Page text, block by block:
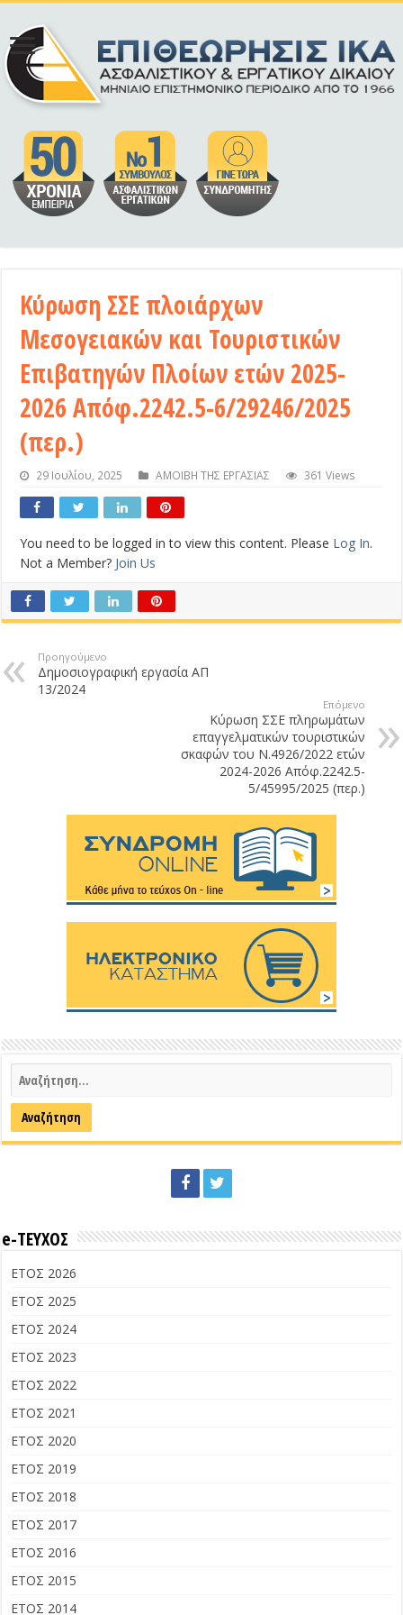
Κύρωση ΣΣΕ πλοιάρχων
Μεσογειακών και Τουριστικών
Επιβατηγών Πλοίων ετών 2025-
2026 Απόφ.2242.5-6/29246/2025
(περ.)
29 Ιουλίου, 2025 ΑΜΟΙΒΗ ΤΗΣ ΕΡΓΑΣΙΑΣ 361 Views
You need to be logged in to view this content. Please Log In.
Not a Member? Join Us
Προηγούμενο
Δημοσιογραφική εργασία ΑΠ
13/2024
Επόμενο
Κύρωση ΣΣΕ πληρωμάτων
επαγγελματικών τουριστικών
σκαφών του Ν.4926/2022 ετών
2024-2026 Απόφ.2242.5-
5/45995/2025 (περ.)
e-ΤΕΥΧΟΣ
ΕΤΟΣ 2026
ΕΤΟΣ 2025
ΕΤΟΣ 2024
ΕΤΟΣ 2023
ΕΤΟΣ 2022
ΕΤΟΣ 2021
ΕΤΟΣ 2020
ΕΤΟΣ 2019
ΕΤΟΣ 2018
ΕΤΟΣ 2017
ΕΤΟΣ 2016
ΕΤΟΣ 2015
ΕΤΟΣ 2014